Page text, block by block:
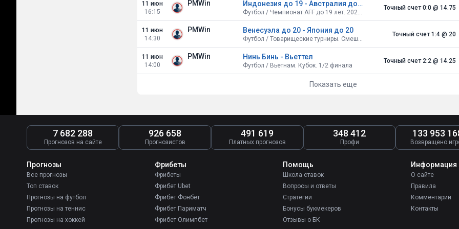
11 июн
16:15
PMWin Индонезия до 19 - Австралия до 19
Футбол / Чемпионат AFF до 19 лет. 2026. Индонезия. 1/2 финала
Точный счет 0:0 @ 14.75
11 июн
14:30
PMWin Венесуэла до 20 - Япония до 20
Футбол / Товарищеские турниры. Смешанные. Франция. Групповой этап
Точный счет 1:4 @ 20
11 июн
14:00
PMWin Нинь Бинь - Вьеттел
Футбол / Вьетнам. Кубок. 1/2 финала
Точный счет 2:2 @ 14.25
Показать еще
7 682 288
Прогнозов на сайте
926 658
Прогнозистов
491 619
Платных прогнозов
348 412
Профи
133 953
Возвращено
Прогнозы
Все прогнозы
Топ ставок
Прогнозы на футбол
Прогнозы на теннис
Прогнозы на хоккей
Фрибеты
Фрибеты
Фрибет Ubet
Фрибет Фонбет
Фрибет Париматч
Фрибет Олимпбет
Помощь
Школа ставок
Вопросы и ответы
Стратегии
Бонусы букмекеров
Отзывы о БК
Информация
О сайте
Правила
Комментарии
Контакты